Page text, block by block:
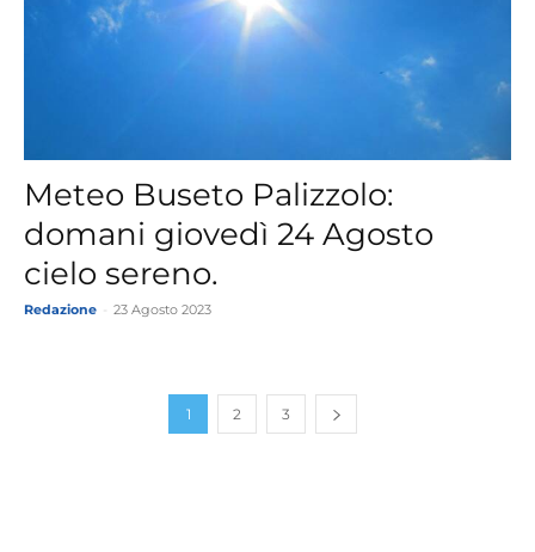
Meteo Buseto Palizzolo:
domani giovedì 24 Agosto
cielo sereno.
Redazione 23 Agosto 2023
1 2 3